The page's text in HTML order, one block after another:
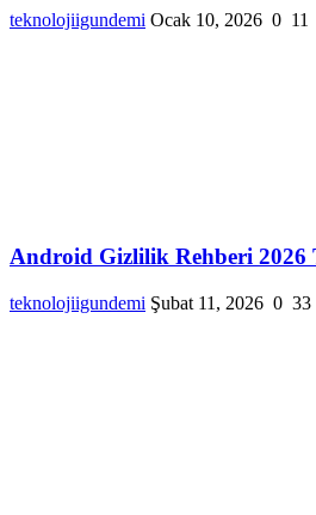
teknolojiigundemi Ocak 10, 2026 0 11
Android Gizlilik Rehberi 2026
teknolojiigundemi Şubat 11, 2026 0 33